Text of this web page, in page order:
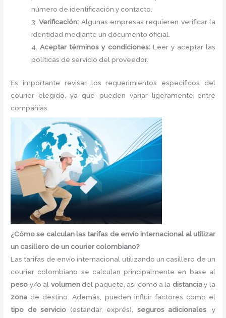
número de identificación y contacto.
3.Verificación: Algunas empresas requieren verificar la
identidad mediante un documento oficial.
4.Aceptar términos y condiciones:Leer y aceptar las
políticas de servicio del proveedor.
Es importante revisar los requerimientos específicos del
courier elegido, ya que pueden variar ligeramente entre
compañías.
¿Cómo se calculan las tarifas de envío internacional al utilizar
un casillero de un courier colombiano?
Las tarifas de envío internacional utilizando un casillero de un
courier colombiano se calculan principalmente en base al
peso y/o al volumendel paquete, así como a la distanciay la
zona de destino. Además, pueden influir factores como el
tipo de servicio (estándar, exprés), seguros adicionales, y